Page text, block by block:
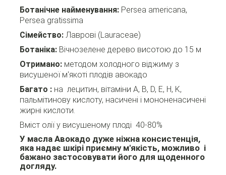
Ботанічне найменування:Persea americana,
Persea gratissima
Сімейство:Лаврові (Lauraceae)
Ботаніка:Вічнозелене дерево висотою до 15 м
Отримано:методом холодного віджиму з
висушеної м'якоті плодів авокадо
Багато : на лецитин, вітаміни А, B, D, E, H, K,
пальмітинову кислоту, насичені і мононенасичені
жирні кислоти.
Вміст оліїу висушеному плоді 40-80%
У масла Авокадо дуже ніжна консистенція,
яка надає шкірі приємну м'якість, можливо і
бажано застосовувати його для щоденного
догляду.